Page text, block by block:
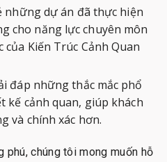
những dự án đã thực hiện
cho năng lực chuyên môn
Kiến Trúc Cảnh Quan
đáp những thắc mắc phổ
kế cảnh quan, giúp khách
và chính xác hơn.
phú, chúng tôi mong muốn hỗ